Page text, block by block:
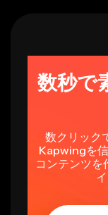
数秒で
Kapwingを
コンテンツ